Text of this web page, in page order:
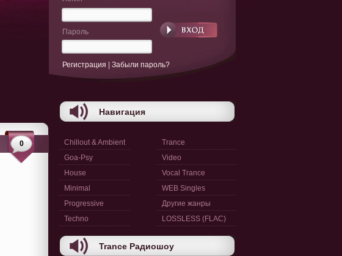
0
Пароль
Регистрация Забыли пароль?
Навигация
Chillout & Ambient
Goa-Psy
House
Minimal
Progressive
Techno
Trance
Video
Vocal Trance
WEB Singles
Другие жанры
LOSSLESS (FLAC)
Trance Радиошоу